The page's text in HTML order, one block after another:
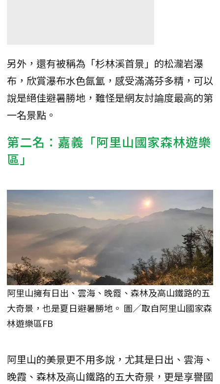
另外，還有被稱為「杉林溪首景」的松瀧岩瀑
布，欣賞瀑布水色氤氳，感受滿滿芬多精，可以
說是絕佳避暑勝地，難怪是網友討論度最高的第
一名景點。
第二名：嘉義「阿里山國家森林遊樂
區」
阿里山擁有日出、雲海、晚霞、森林及高山鐵路的五
大奇景，也是夏日避暑勝地。 圖／取自阿里山國家森
林遊樂區FB
阿里山的美景更不用多說，尤其是日出、雲海、
晚霞、森林及高山鐵路的五大奇景，更是享譽國